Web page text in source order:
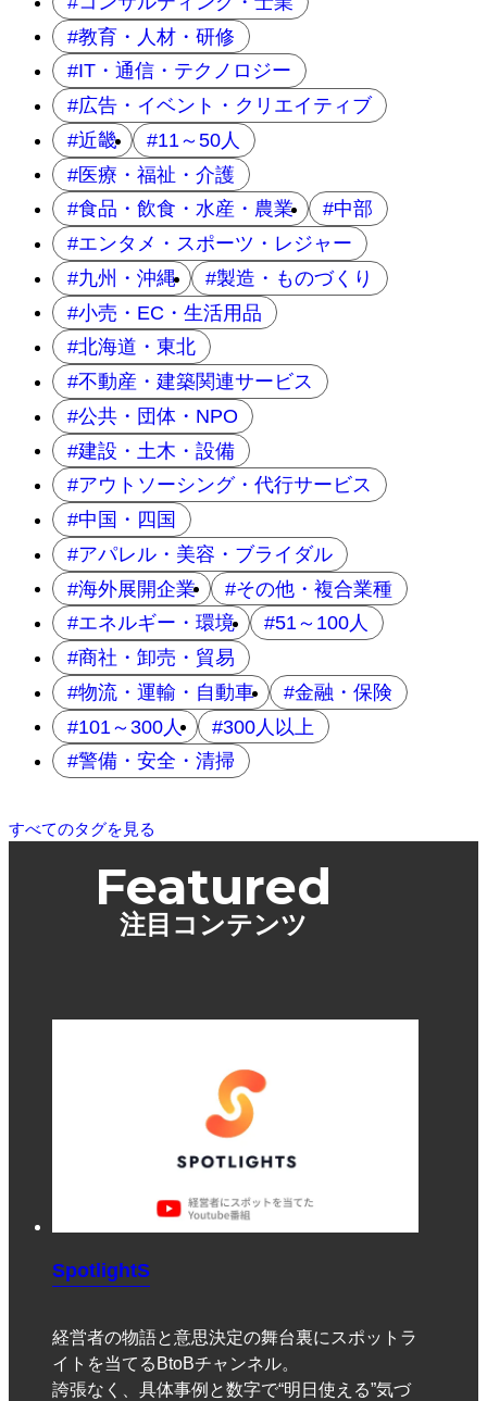
教育・人材・研修
IT・通信・テクノロジー
広告・イベント・クリエイティブ
近畿
11～50人
医療・福祉・介護
食品・飲食・水産・農業
中部
エンタメ・スポーツ・レジャー
九州・沖縄
製造・ものづくり
小売・EC・生活用品
北海道・東北
不動産・建築関連サービス
公共・団体・NPO
建設・土木・設備
アウトソーシング・代行サービス
中国・四国
アパレル・美容・ブライダル
海外展開企業
その他・複合業種
エネルギー・環境
51～100人
商社・卸売・貿易
物流・運輸・自動車
金融・保険
101～300人
300人以上
警備・安全・清掃
すべてのタグを見る
Featured
注目コンテンツ
SpotlightS
経営者の物語と意思決定の舞台裏にスポットラ
イトを当てるBtoBチャンネル。
誇張なく、具体事例と数字で“明日使える”気づ